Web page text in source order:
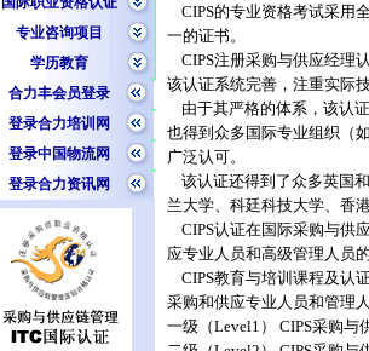
专业咨询项目
学历教育
合力丰会员登录
登录合力培训网
登录中国物流网
登录合力资讯网
CIPS的专业资格考试采用
一的证书。
CIPS注册采购与供应经理
该认证系统完善，注重实际
由于其严格的体系，该认
也得到众多国际专业组织（
广泛认可。
该认证还得到了众多英国
兰大学、科廷科技大学、香
CIPS认证在国际采购与供
应专业人员和高级管理人员
CIPS教育与培训课程及认
采购和供应专业人员和管理
一级（Level1） CIPS采购与